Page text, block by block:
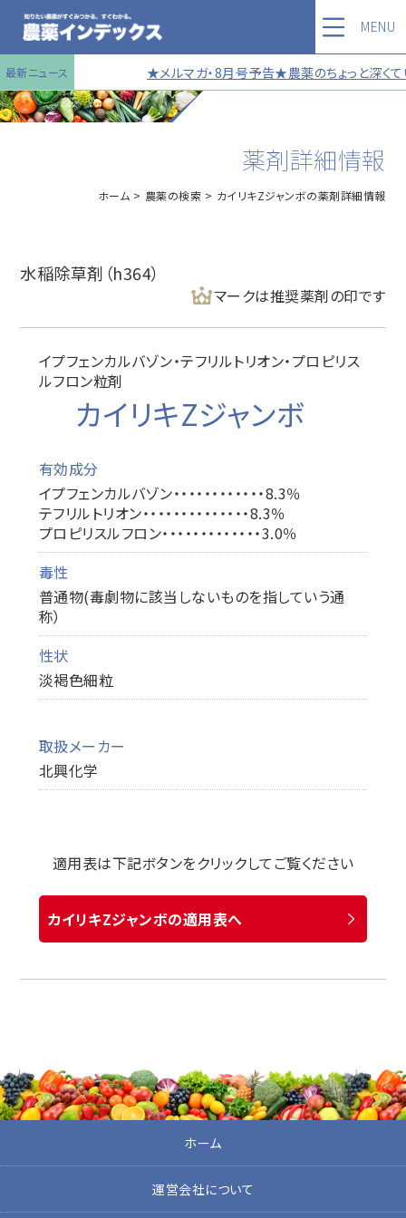
最新ニュース ★メルマガ・8月号予告★農薬のちょっと深
MENU
薬剤詳細情報
ホーム 農薬の検索 カイリキZジャンボの薬剤詳細情報
水稲除草剤（h364）
マークは推奨薬剤の印です
イプフェンカルバゾン・テフリルトリオン・プロピリス
ルフロン粒剤
カイリキZジャンボ
有効成分
イプフェンカルバゾン・・・・・・・・・・・・8.3％
テフリルトリオン・・・・・・・・・・・・・・8.3％
プロピリスルフロン・・・・・・・・・・・・・3.0％
毒性
普通物(毒劇物に該当しないものを指していう通
称）
性状
淡褐色細粒
取扱メーカー
北興化学
適用表は下記ボタンをクリックしてご覧ください
カイリキZジャンボの適用表へ
ホーム
運営会社について